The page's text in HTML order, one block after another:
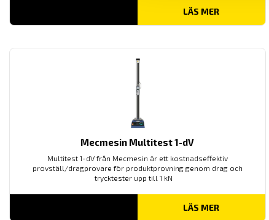
LÄS MER
Mecmesin Multitest 1-dV
Multitest 1-dV från Mecmesin är ett kostnadseffektiv
provställ/dragprovare för produktprovning genom drag och
trycktester upp till 1 kN
LÄS MER